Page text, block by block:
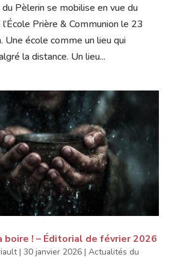
du Pèlerin se mobilise en vue du
Prière & Communion le 23
Une école comme un lieu qui
la distance. Un lieu...
boire ! – Éditorial de février 2026
| 30 janvier 2026| Actualités du